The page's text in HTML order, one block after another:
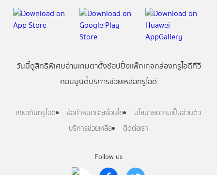
Follow us
วันนี้ดูสิทธิพิเศษอ่านเกมตาตั้งช้อปปิ้งแพ็กเกจกล่องทรูไอดีทีวี
คอมมูนิตี้บริการช่วยเหลือทรูไอดี
เกี่ยวกับทรูไอดี ข้อกำหนดและเงื่อนไข
นโยบายความเป็นส่วนตัว
บริการช่วยเหลือ
ติดต่อเรา